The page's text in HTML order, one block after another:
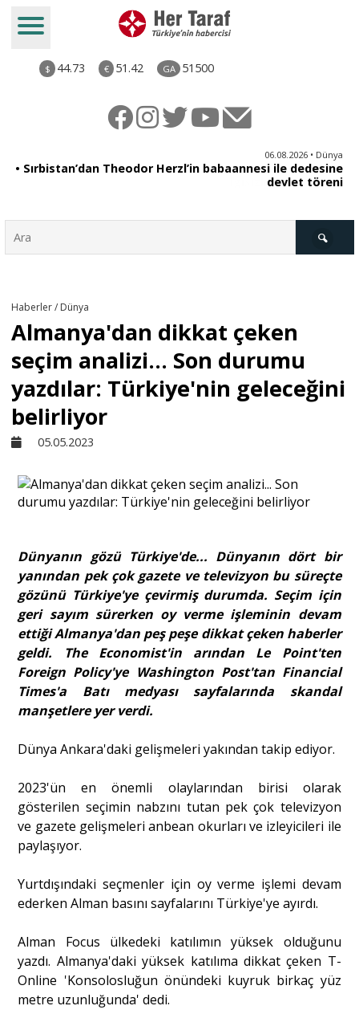
$ 44.73 € 51.42 GA 51500
06.08.2026 • Dünya
• Sırbistan’dan Theodor Herzl’in babaannesi ile dedesine
devlet töreni
Sivil Toplum
Ekonomi
Dünya
Yorum - Analiz
Söyleşi
Yazı Dizisi
Yazarlar
Eğitim
Dosya Haber
Ankara Analiz
Haberler / Dünya
Almanya'dan dikkat çeken
seçim analizi... Son durumu
yazdılar: Türkiye'nin geleceğini
belirliyor
05.05.2023
Dünyanın gözü Türkiye'de... Dünyanın dört bir
yanından pek çok gazete ve televizyon bu süreçte
gözünü Türkiye'ye çevirmiş durumda. Seçim için
geri sayım sürerken oy verme işleminin devam
ettiği Almanya'dan peş peşe dikkat çeken haberler
geldi. The Economist'in arından Le Point'ten
Foreign Policy'ye Washington Post'tan Financial
Times'a Batı medyası sayfalarında skandal
manşetlere yer verdi.
Dünya Ankara'daki gelişmeleri yakından takip ediyor.
2023'ün en önemli olaylarından birisi olarak
gösterilen seçimin nabzını tutan pek çok televizyon
ve gazete gelişmeleri anbean okurları ve izleyicileri ile
paylaşıyor.
Yurtdışındaki seçmenler için oy verme işlemi devam
ederken Alman basını sayfalarını Türkiye'ye ayırdı.
Alman Focus ülkedeki katılımın yüksek olduğunu
yazdı. Almanya'daki yüksek katılıma dikkat çeken T-
Online 'Konsolosluğun önündeki kuyruk birkaç yüz
metre uzunluğunda' dedi.